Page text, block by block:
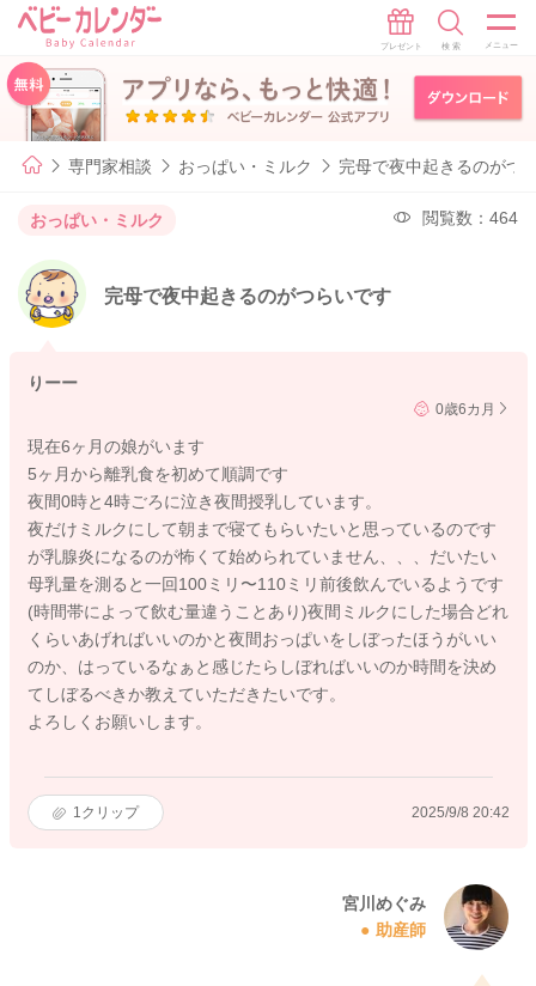
専門家相談 おっぱい・ミルク 完母で夜中起きるのがつ
おっぱい・ミルク 閲覧数：464
完母で夜中起きるのがつらいです
りーー
0歳6カ月
現在6ヶ月の娘がいます
5ヶ月から離乳食を初めて順調です
夜間0時と4時ごろに泣き夜間授乳しています。
夜だけミルクにして朝まで寝てもらいたいと思っているのです
が乳腺炎になるのが怖くて始められていません、、、だいたい
母乳量を測ると一回100ミリ〜110ミリ前後飲んでいるようです
(時間帯によって飲む量違うことあり)夜間ミルクにした場合どれ
くらいあげればいいのかと夜間おっぱいをしぼったほうがいい
のか、はっているなぁと感じたらしぼればいいのか時間を決め
てしぼるべきか教えていただきたいです。
よろしくお願いします。
1 クリップ 2025/9/8 20:42
宮川めぐみ
助産師